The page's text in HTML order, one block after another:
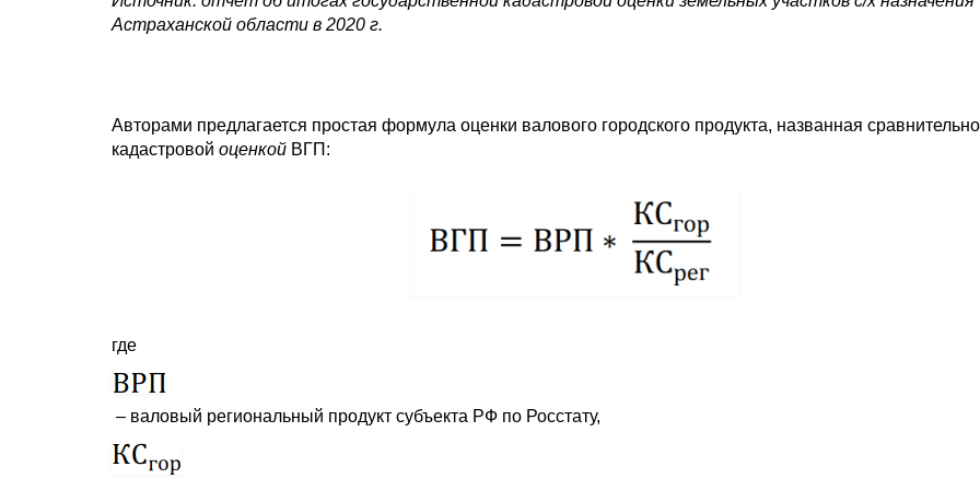
Астраханской области в 2020 г.
Авторами предлагается простая формула оценки валового городского продукта, названная
кадастровой оценкой ВГП:
где
– валовый региональный продукт субъекта РФ по Росстату,